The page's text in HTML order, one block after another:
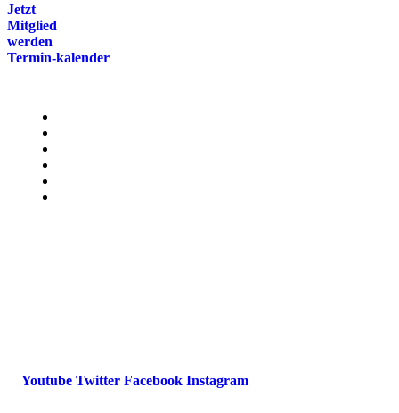
Jetzt
Mitglied
werden
Termin-kalender
Menü
Youtube Twitter Facebook Instagram